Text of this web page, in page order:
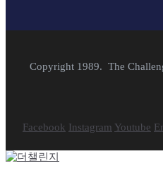
Copyright 1989. The
Facebook Instagram Youtube